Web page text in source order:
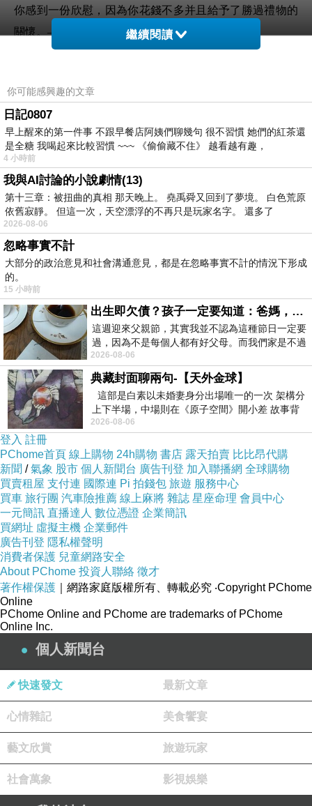
你感到一份欣慰，因為你花錢不多并且給予了勝過禮物的
關懷。——諾埃爾
5、世界上的一切光榮和驕傲，都來自母親。——高爾基
——菲席爾
7、慈母手中線，游子身上衣。臨行密密縫，意恐遲遲歸。
誰言寸草心，報得三春暉。——孟郊
8、母愛是溫暖心靈的太陽，母愛是滋潤心靈的雨露，母愛
是灌溉心靈的沃土，母愛是美化心靈的彩虹。
9、記憶中的母親啊！最心愛的戀人啊，您是我所有的歡
樂，所有的情誼。
10、母愛是一縷陽光，讓你的心靈即使在寒冷的冬天也能
感到溫暖如春；母愛是一泓清泉，讓你的情感即使蒙上歲
月的風塵依然純潔明凈。
11、呵，母親！我的甜柔深謐的懷念，不是激流，不是瀑
布，是花木掩映中唱不出歌聲的枯井——舒婷
12、無論我現在怎么樣，還是希望以后會怎么樣，都應當
歸功于我天使一般的母親。我記得母親的那些禱告，它們
一直伴隨著我而且已經陪伴了我一生。——亞伯拉罕·林肯
13、母愛深明大義、柔中有剛。當你啼哭于襁褓時，母愛
是溫馨的懷抱，當你呀呀學語時，母愛是耐心的教導；當
你熬夜備考時，母愛是暖暖的熱茶；當你遠行時，母愛是
聲聲的嗚咽；當你取得成績時，母愛是激動的淚花；當你
病臥在床時，母愛是布滿血絲的雙眼；當你沾染惡習時，
母愛是苦口婆心的勸勉；當你如履薄冰而屢教不改時，母
愛是撒在你傷口上疼在她心上的那把鹽。
14、母愛是迷航的燈塔，指引著前進的方向；母愛是冬日
的陽光，溫暖著赤子的心靈；母愛是盡職的衛士，保護著
幼小的生命；母愛是春天的細雨，滋潤著干涸的土地；母
愛是秋天的金黃，展現著豐收的喜悅。
15、記憶中的母親啊！最心愛的戀人啊，您是我所有的快
樂，所有的情誼。
16、母愛是體貼、慰藉、寬容、理解、善良、慈祥的源
泉。母愛之情，驚動天地，感泣鬼神。
17、母親那種獻身精神、那種專注，灌輸給一個男孩的是
偉大的自尊，那些從小擁有這種自尊的人將永遠不會放
棄，而是發展成自信的成年人。你有這種信心，如果再勤
繼續閱讀
你可能感興趣的文章
日記0807
早上醒來的第一件事 不跟早餐店阿姨們聊幾句 很不習慣 她們的紅茶還
是全糖 我喝起來比較習慣 ~~~ 《偷偷藏不住》 越看越有趣，
4 小時前
我與AI討論的小說劇情(13)
第十三章：被扭曲的真相 那天晚上。 堯禹舜又回到了夢境。 白色荒原
依舊寂靜。 但這一次，天空漂浮的不再只是玩家名字。 還多了
2026-08-06
忽略事實不計
大部分的政治意見和社會溝通意見，都是在忽略事實不計的情況下形成
的。
15 小時前
出生即欠債？孩子一定要知道：爸媽，其實我不欠你們
這週迎來父親節，其實我並不認為這種節日一定要
過，因為不是每個人都有好父母。而我們家是不過
節的，平時也沒什麼儀式感，生活趨近冷
2026-08-06
典藏封面聊兩句-【天外金球】
這部是白素以未婚妻身分出場唯一的一次 架構分
上下半場，中場則在《原子空間》開小差 故事背
景影射西藏境外流亡 地下組織
2026-08-06
登入 註冊
PChome首頁 線上購物 24h購物 書店 露天拍賣 比比昂代購
新聞 /氣象 股市 個人新聞台 廣告刊登 加入聯播網 全球購物
買賣租屋 支付連 國際連 Pi 拍錢包 旅遊 服務中心
買車 旅行團 汽車險推薦 線上麻將 雜誌 星座命理 會員中心
一元簡訊 直播達人 數位憑證 企業簡訊
買網址 虛擬主機 企業郵件
廣告刊登 隱私權聲明
消費者保護 兒童網路安全
About PChome 投資人聯絡 徵才
著作權保護 ｜網路家庭版權所有、轉載必究 ‧Copyright PChome
Online
PChome Online and PChome are trademarks of PChome
Online Inc.
個人新聞台
快速發文 最新文章
心情雜記 美食饗宴
藝文欣賞 旅遊玩家
社會萬象 影視娛樂